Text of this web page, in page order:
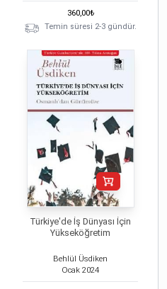
360,00₺
Temin süresi 2-3 gündür.
Türkiye'de İş Dünyası İçin
Yükseköğretim
Behlül Üsdiken
Ocak 2024